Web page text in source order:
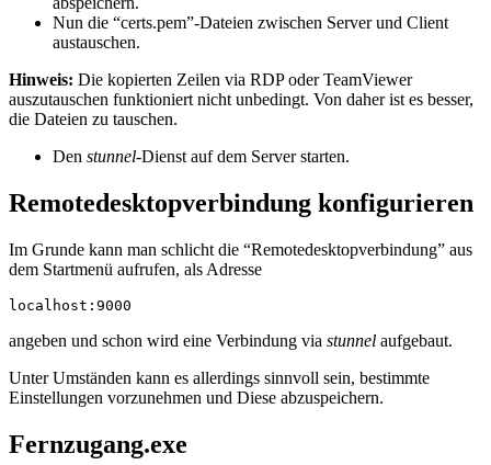
Nun die “certs.pem”-Dateien zwischen Server und Client
austauschen.
Hinweis: Die kopierten Zeilen via RDP oder TeamViewer
auszutauschen funktioniert nicht unbedingt. Von daher ist es besser,
die Dateien zu tauschen.
Den stunnel-Dienst auf dem Server starten.
Remotedesktopverbindung konfigurieren
Im Grunde kann man schlicht die “Remotedesktopverbindung” aus
dem Startmenü aufrufen, als Adresse
localhost:9000
angeben und schon wird eine Verbindung via stunnel aufgebaut.
Unter Umständen kann es allerdings sinnvoll sein, bestimmte
Einstellungen vorzunehmen und Diese abzuspeichern.
Fernzugang.exe